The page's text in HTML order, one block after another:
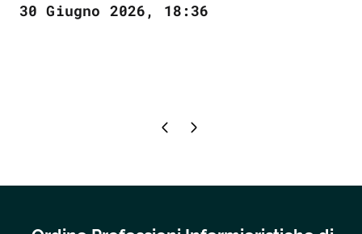
30 Giugno 2026, 18:36
Pagina precedente
Pagina successiva